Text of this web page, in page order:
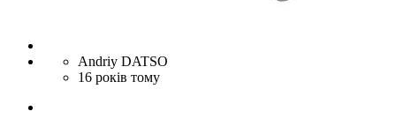
Andriy DATSO
16 років тому